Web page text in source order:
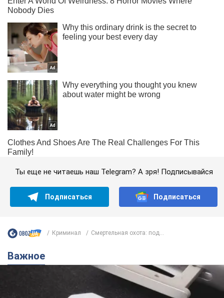
Ты еще не читаешь наш Telegram? А зря! Подписывайся
Подписаться Подписаться
Криминал Смертельная охота: под...
Важное